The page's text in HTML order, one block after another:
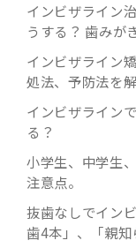
インビザライン
うする？ 歯みが
インビザライン
処法、予防法を
インビザライン
る？
小学生、中学生
注意点。
抜歯なしでイン
歯4本」、「親